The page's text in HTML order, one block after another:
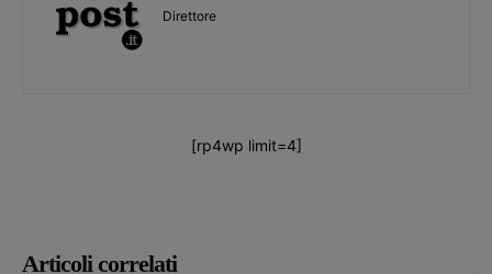
Articoli correlati
Direttore
[rp4wp limit=4]